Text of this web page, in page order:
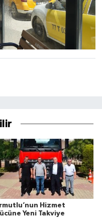
Hizmet
Yeni Takviye